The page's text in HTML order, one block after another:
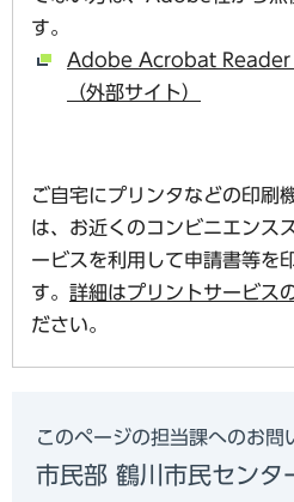
す。
Adobe Acrobat Reader
（外部サイト）
ご自宅にプリンタなどの印刷
は、お近くのコンビニエンス
ービスを利用して申請書等を
す。 詳細はプリントサービス
ださい。
このページの担当課へのお問
市民部 鶴川市民センタ